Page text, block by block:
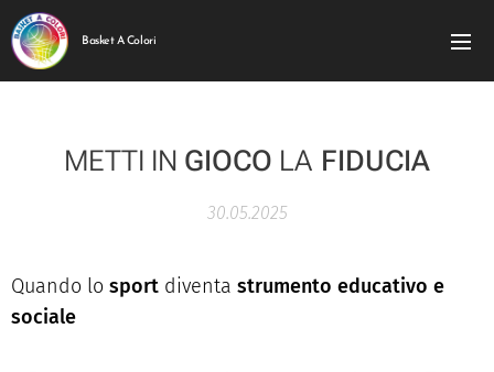
Basket A Colori
METTI IN GIOCO LA FIDUCIA
30.05.2025
Quando lo sport diventa strumento educativo e
sociale